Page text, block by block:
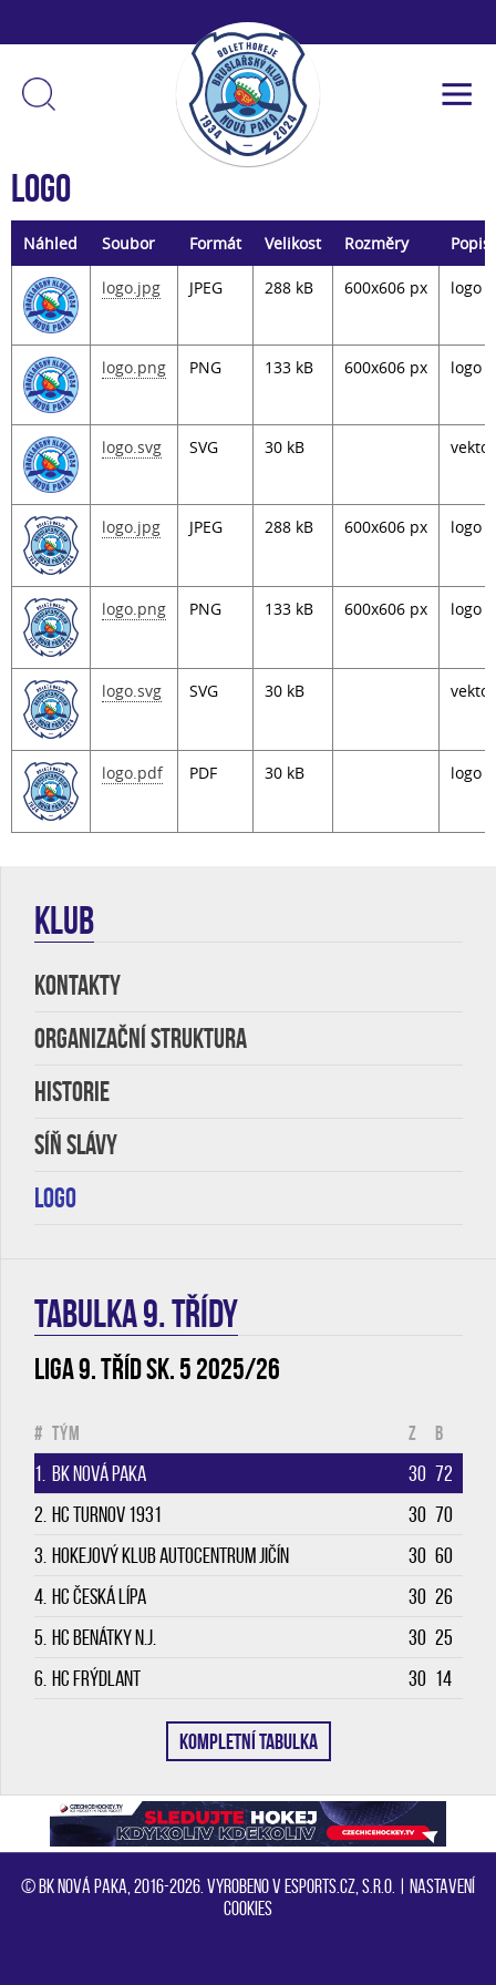
Logo
Náhled Soubor Formát Velikost Rozměry Popis
logo.jpg JPEG 288 kB 600x606 px logo
logo.png PNG 133 kB 600x606 px logo
logo.svg SVG 30 kB
logo.jpg JPEG 288 kB 600x606 px logo
logo.png PNG 133 kB 600x606 px logo
logo.svg SVG 30 kB
logo.pdf PDF 30 kB logo
KLUB
KONTAKTY
Organizační struktura
HISTORIE
SÍŇ SLÁVY
LOGO
TABULKA 9. třídy
Liga 9. tříd sk. 5 2025/26
# Tým Z B
1. BK Nová Paka 30 72
2. HC Turnov 1931 30 70
3. Hokejový klub Autocentrum Jičín 30 60
4. HC Česká Lípa 30 26
5. HC Benátky n.J. 30 25
6. HC Frýdlant 30 14
KOMPLETNÍ TABULKA
© BK Nová Paka, 2016-2026. Vyrobeno v eSports.cz, s.r.o. | Nastavení
cookies